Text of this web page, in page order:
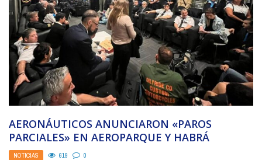
AERONÁUTICOS ANUNCIARON «PAROS
PARCIALES» EN AEROPARQUE Y HABRÁ
DEMORAS Y CANCELACIONES EN VUELOS
NOTICIAS 619 0